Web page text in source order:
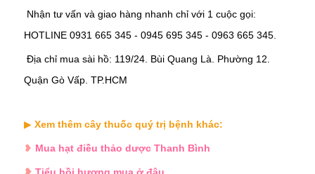
Nhận tư vấn và giao hàng nhanh chỉ với 1 cuộc gọi:
HOTLINE 0931 665 345 - 0945 695 345 - 0963 665 345.
Địa chỉ mua sài hồ: 119/24. Bùi Quang Là. Phường 12.
Quận Gò Vấp. TP.HCM
▶ Xem thêm cây thuốc quý trị bệnh khác:
❥ Mua hạt điều thảo dược Thanh Bình